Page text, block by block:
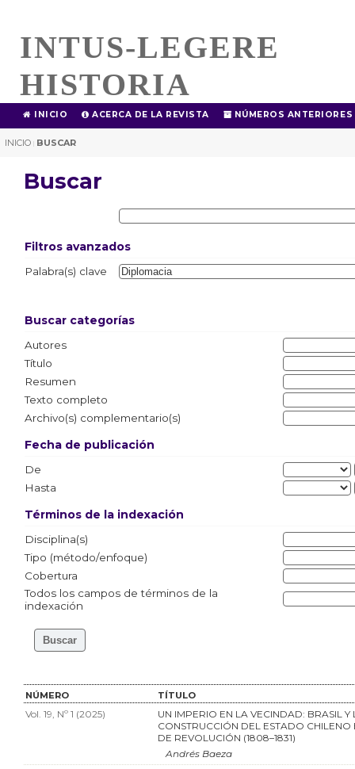
INTUS-LEGERE
HISTORIA
INICIO ACERCA DE LA REVISTA NÚMEROS ANTERIORES
INICIO | BUSCAR
Buscar
Filtros avanzados
Palabra(s) clave
Buscar categorías
Autores
Título
Resumen
Texto completo
Archivo(s) complementario(s)
Fecha de publicación
De
Hasta
Términos de la indexación
Disciplina(s)
Tipo (método/enfoque)
Cobertura
Todos los campos de términos de la
indexación
NÚMERO TÍTULO
Vol. 19, Nº 1 (2025)
UN IMPERIO EN LA VECINDAD: BRASIL Y
CONSTRUCCIÓN DEL ESTADO CHILENO
DE REVOLUCIÓN (1808–1831)
Andrés Baeza